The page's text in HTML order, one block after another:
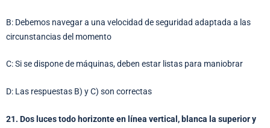
B: Debemos navegar a una velocidad de seguridad adaptada a las
circunstancias del momento
C: Si se dispone de máquinas, deben estar listas para maniobrar
D: Las respuestas B) y C) son correctas
21. Dos luces todo horizonte en línea vertical, blanca la superior y